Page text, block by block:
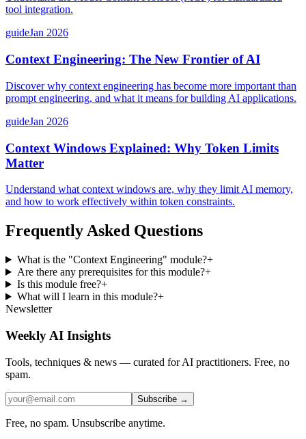
tool integration.
guideJan 2026
Context Engineering: The New Frontier of AI
Discover why context engineering has become more important than
prompt engineering, and what it means for building AI applications.
guideJan 2026
Context Windows Explained: Why Token Limits
Matter
Understand what context windows are, why they limit AI memory,
and how to work effectively within token constraints.
Frequently Asked Questions
What is the "Context Engineering" module?+
Are there any prerequisites for this module?+
Is this module free?+
What will I learn in this module?+
Newsletter
Weekly AI Insights
Tools, techniques & news — curated for AI practitioners. Free, no
spam.
Subscribe →
Free, no spam. Unsubscribe anytime.